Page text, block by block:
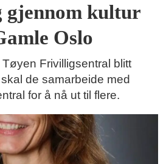
gjennom kultur
Oslo
Frivilligsentral blitt
de samarbeide med
for å nå ut til flere.